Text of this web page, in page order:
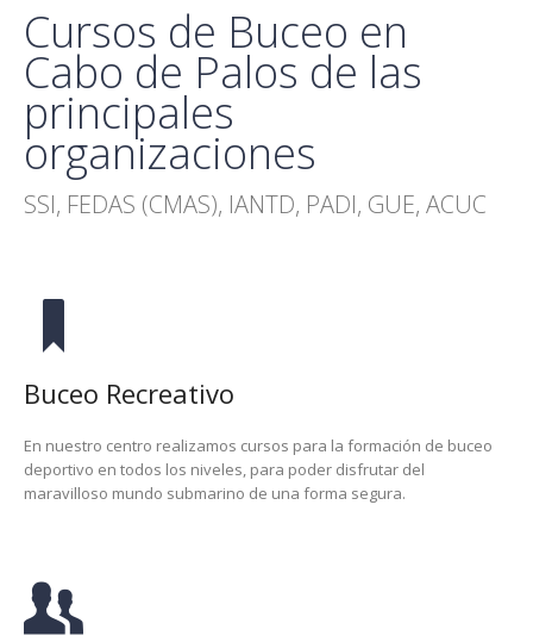
Cursos de Buceo en
Cabo de Palos de las
principales
organizaciones
SSI, FEDAS (CMAS), IANTD, PADI, GUE, ACUC
Buceo Recreativo
En nuestro centro realizamos cursos para la formación de buceo
deportivo en todos los niveles, para poder disfrutar del
maravilloso mundo submarino de una forma segura.